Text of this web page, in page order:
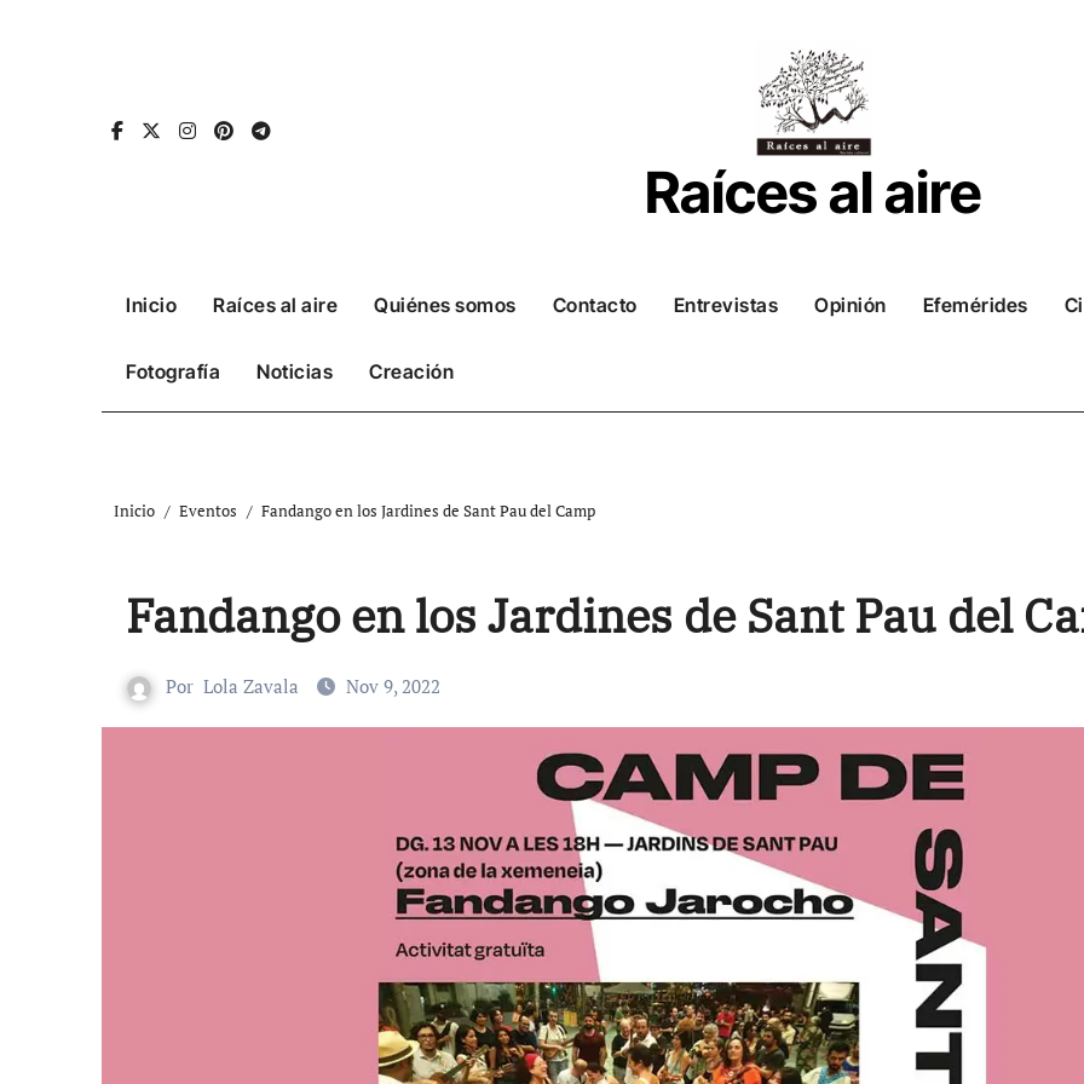
Raíces al aire
Inicio Raíces al aire Quiénes somos Contacto Entrevistas Opinión Efemérides
Fotografía Noticias Creación
Inicio Eventos Fandango en los Jardines de Sant Pau del Camp
Fandango en los Jardines de Sant Pau del
Por Lola Zavala Nov 9, 2022